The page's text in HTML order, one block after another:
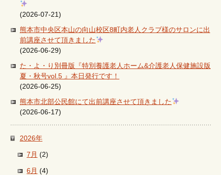
(2026-07-21)
熊本市中央区本山の向山校区8町内老人クラブ様のサロンに出
前講座させて頂きました
(2026-06-29)
た・よ・り別冊版『特別養護老人ホーム&介護老人保健施設版
夏・秋号vol.5 』本日発行です！
(2026-06-25)
熊本市北部公民館にて出前講座させて頂きました
(2026-06-17)
2026年
7月 (2)
6月 (4)